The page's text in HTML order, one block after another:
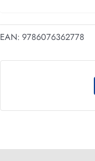
EAN:9786076362778